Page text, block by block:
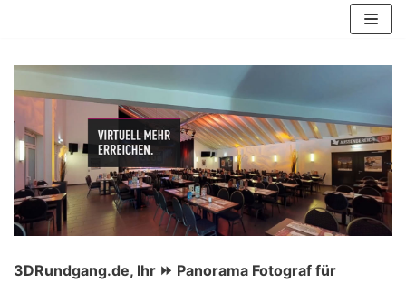
Inhalt
springen
3DRundgang.de, Ihr ⏩ Panorama Fotograf für